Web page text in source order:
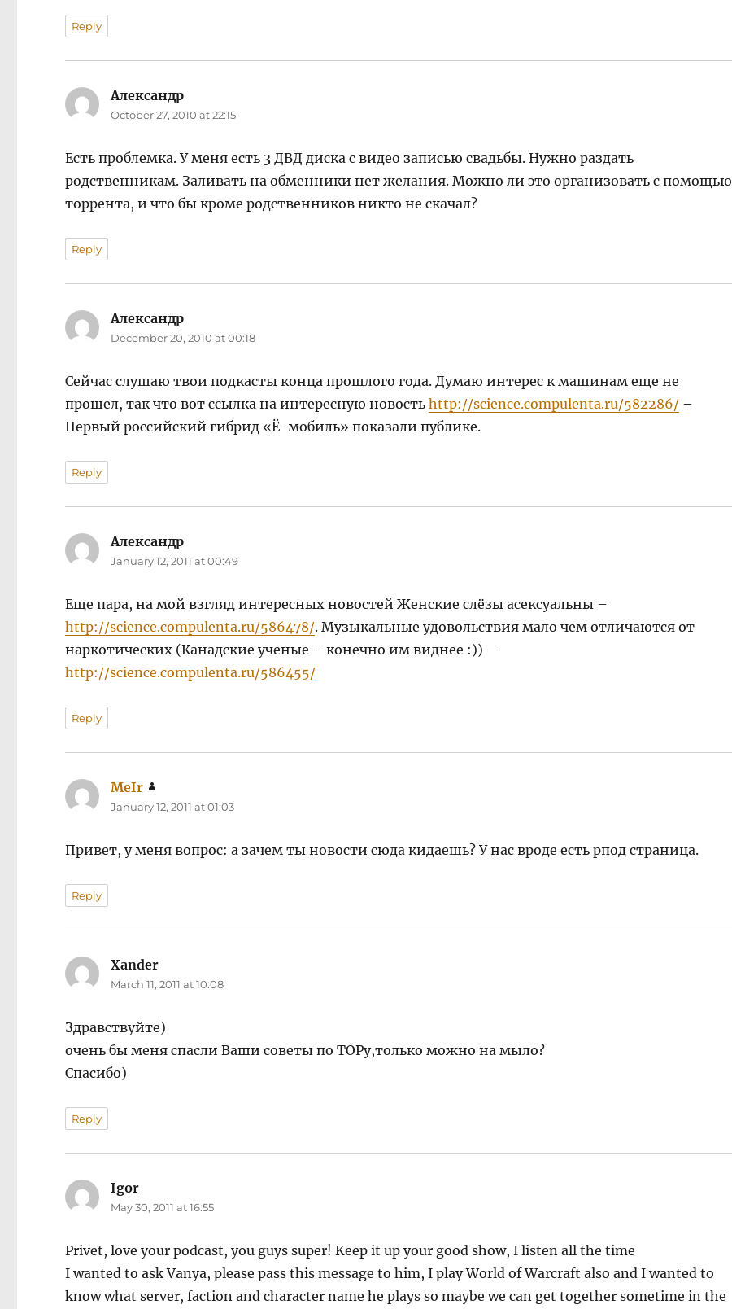
Reply
Александр
October 27, 2010 at 22:15
Есть проблемка. У меня есть 3 ДВД диска с видео записью свадьбы. Нужно раздать
родственникам. Заливать на обменники нет желания. Можно ли это организовать с помощью
торрента, и что бы кроме родственников никто не скачал?
Reply
Александр
December 20, 2010 at 00:18
Сейчас слушаю твои подкасты конца прошлого года. Думаю интерес к машинам еще не
прошел, так что вот ссылка на интересную новостьhttp://science.compulenta.ru/582286/ –
Первый российский гибрид «Ё-мобиль» показали публике.
Reply
Александр
January 12, 2011 at 00:49
Еще пара, на мой взгляд интересных новостей Женские слёзы асексуальны –
http://science.compulenta.ru/586478/. Музыкальные удовольствия мало чем отличаются от
наркотических (Канадские ученые – конечно им виднее :)) –
http://science.compulenta.ru/586455/
Reply
MeIr
January 12, 2011 at 01:03
Привет, у меня вопрос: а зачем ты новости сюда кидаешь? У нас вроде есть рпод страница.
Reply
Xander
March 11, 2011 at 10:08
Здравствуйте)
очень бы меня спасли Ваши советы по ТОРу,только можно на мыло?
Спасибо)
Reply
Igor
May 30, 2011 at 16:55
Privet, love your podcast, you guys super! Keep it up your good show, I listen all the time
I wanted to ask Vanya, please pass this message to him, I play World of Warcraft also and I wanted to
know what server, faction and character name he plays so maybe we can get together sometime in the